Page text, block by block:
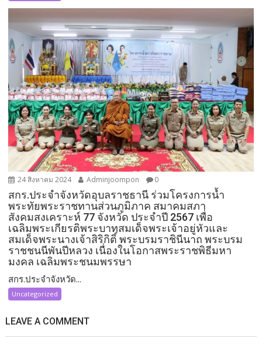
24 สิงหาคม 2024 Adminjoompon 0
สกร.ประจำจังหวัดอุบลราชธานี ร่วมโครงการน้ำ
พระทัยพระราชทานส่วนภูมิภาค สมาคมสภา
สังคมสงเคราะห์ 77 จังหวัด ประจำปี 2567 เพื่อ
เฉลิมพระเกียรติพระบาทสมเด็จพระเจ้าอยู่หัวและ
สมเด็จพระนางเจ้าสิริกิติ์ พระบรมราชินีนาถ พระบรม
ราชชนนีพันปีหลวง เนื่องในโอกาสพระราชพิธีมหา
มงคล เฉลิมพระชนมพรรษา
สกร.ประจำจังหวัด...
Uncategorized
LEAVE A COMMENT